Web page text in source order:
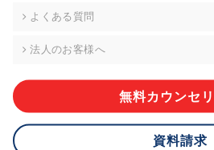
株式会社div 個人情報問合せ窓口
メールアドレス:privacy_policy@di-
ご本人様が当社に個人情報を提供され
応ができない場合があります。
よくある質問
法人のお客様へ
無料カウンセ
資料請求